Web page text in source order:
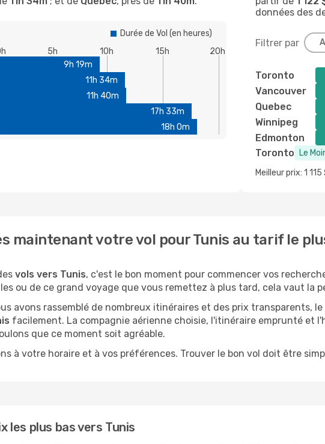
Durée de Vol (en heures)
5h 10h 15h
20h
9h 19m
11h 34m
11h 40m
17h 33m
18h 0m
données des
Filtrer par
Toronto
Vancouver
Quebec
Winnipeg
Edmonton
Toronto
Le
Meilleur prix: 1 115
maintenant votre vol pour Tunis au tarif le
vols vers Tunis, c'est le bon moment pour commencer vos
ou de ce grand voyage que vous remettez à plus tard, cela vaut la
avons rassemblé de nombreux itinéraires et des prix transparents,
facilement. La compagnie aérienne choisie, l'itinéraire emprunté et
que ce moment soit agréable.
à votre horaire et à vos préférences. Trouver le bon vol doit être
les plus bas vers Tunis